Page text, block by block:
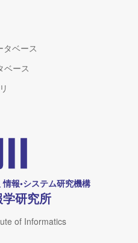
タベース
ベース
報•システム研究機構
研究所
of Informatics